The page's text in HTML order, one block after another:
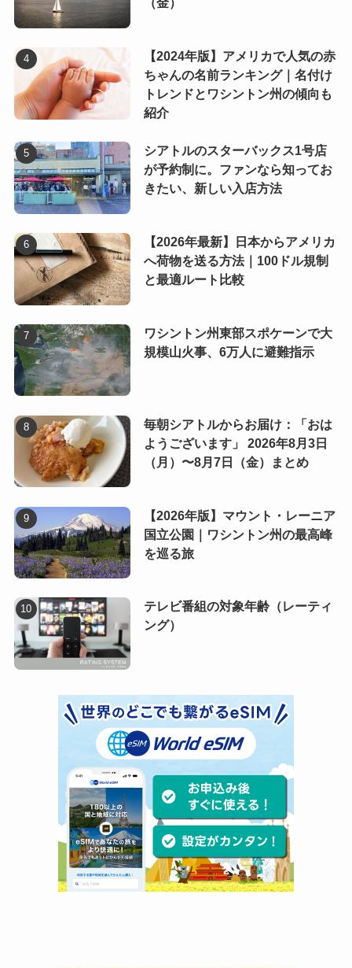
（金）
【2024年版】アメリカで人気の赤
ちゃんの名前ランキング｜名付け
トレンドとワシントン州の傾向も
紹介
シアトルのスターバックス1号店
が予約制に。ファンなら知ってお
きたい、新しい入店方法
【2026年最新】日本からアメリカ
へ荷物を送る方法｜100ドル規制
と最適ルート比較
ワシントン州東部スポケーンで大
規模山火事、6万人に避難指示
毎朝シアトルからお届け：「おは
ようございます」 2026年8月3日
（月）〜8月7日（金）まとめ
【2026年版】マウント・レーニア
国立公園｜ワシントン州の最高峰
を巡る旅
テレビ番組の対象年齢（レーティ
ング）